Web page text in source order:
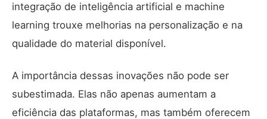
integração de inteligência artificial e machine
learning trouxe melhorias na personalização e na
qualidade do material disponível.
A importância dessas inovações não pode ser
subestimada. Elas não apenas aumentam a
eficiência das plataformas, mas também oferecem